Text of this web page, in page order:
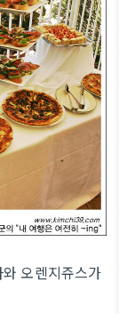
오렌지쥬스가